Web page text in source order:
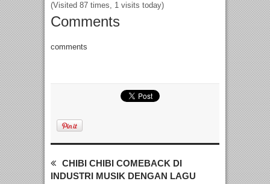
(Visited 87 times, 1 visits today)
Comments
comments
CHIBI CHIBI COMEBACK DI
INDUSTRI MUSIK DENGAN LAGU